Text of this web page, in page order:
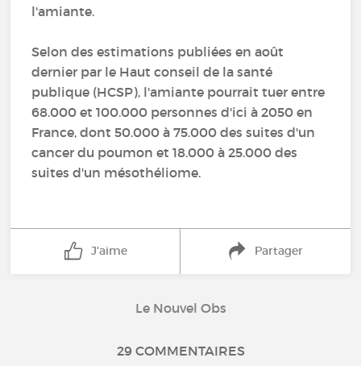
l'amiante.
Selon des estimations publiées en août
dernier par le Haut conseil de la santé
publique (HCSP), l'amiante pourrait tuer entre
68.000 et 100.000 personnes d'ici à 2050 en
France, dont 50.000 à 75.000 des suites d'un
cancer du poumon et 18.000 à 25.000 des
suites d'un mésothéliome.
J'aime Partager
Le Nouvel Obs
29 COMMENTAIRES